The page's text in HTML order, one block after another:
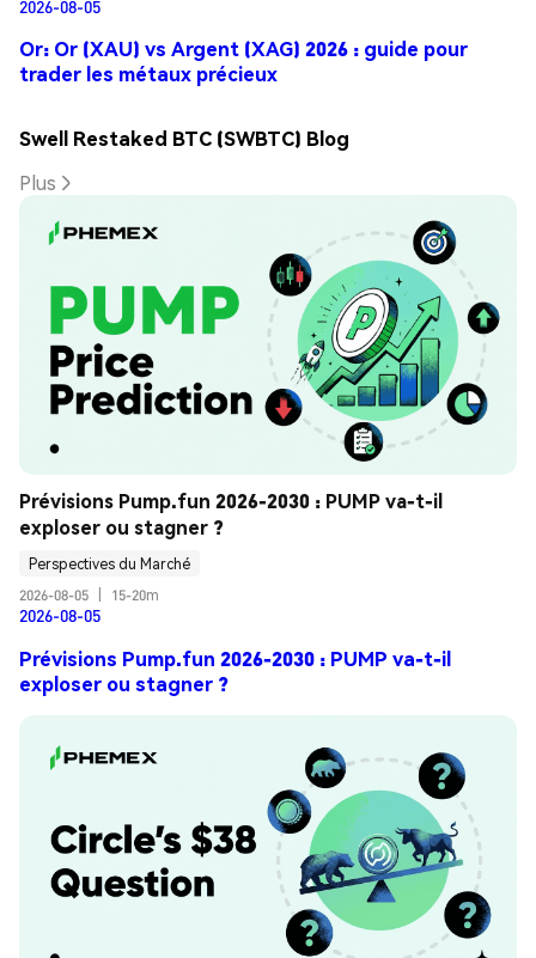
2026-08-05
Or: Or (XAU) vs Argent (XAG) 2026 : guide pour
trader les métaux précieux
Swell Restaked BTC (SWBTC) Blog
Plus
Prévisions Pump.fun 2026-2030 : PUMP va-t-il
exploser ou stagner ?
Perspectives du Marché
2026-08-05
15-20m
2026-08-05
Prévisions Pump.fun 2026-2030 : PUMP va-t-il
exploser ou stagner ?